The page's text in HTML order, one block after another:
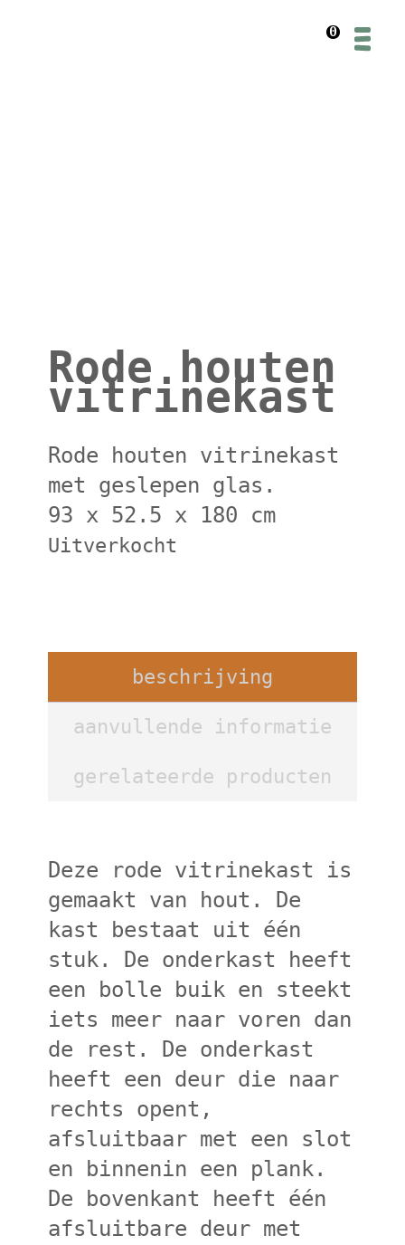
0
Rode houten
vitrinekast
Rode houten vitrinekast
met geslepen glas.
93 x 52.5 x 180 cm
Uitverkocht
beschrijving
aanvullende informatie
gerelateerde producten
Deze rode vitrinekast is
gemaakt van hout. De
kast bestaat uit één
stuk. De onderkast heeft
een bolle buik en steekt
iets meer naar voren dan
de rest. De onderkast
heeft een deur die naar
rechts opent,
afsluitbaar met een slot
en binnenin een plank.
De bovenkant heeft één
afsluitbare deur met